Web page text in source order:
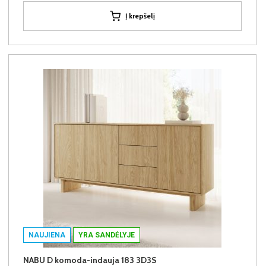
Į krepšelį
NAUJIENA YRA SANDĖLYJE
NABU D komoda-indauja 183 3D3S